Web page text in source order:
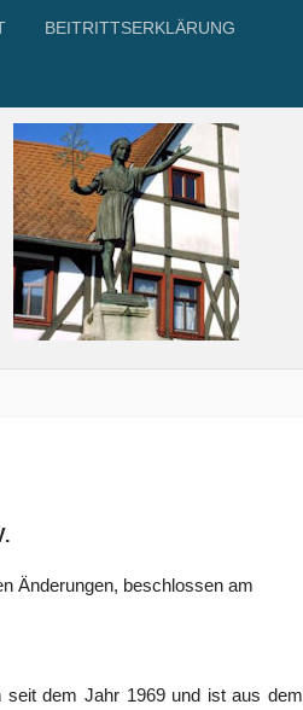
BEITRITTSERKLÄRUNG
Änderungen, beschlossen am
seit dem Jahr 1969 und ist aus dem